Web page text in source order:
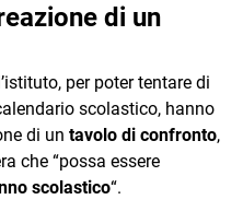
di un
per poter tentare di
scolastico, hanno
di un tavolo di confronto,
che “possa essere
scolastico“.